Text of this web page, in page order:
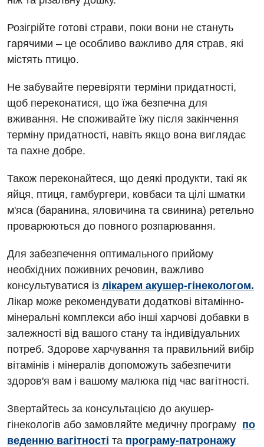
Розігрійте готові страви, поки вони не стануть
гарячими – це особливо важливо для страв, які
містять птицю.
Не забувайте перевіряти терміни придатності,
щоб переконатися, що їжа безпечна для
вживання. Не споживайте їжу після закінчення
терміну придатності, навіть якщо вона виглядає
та пахне добре.
Також переконайтеся, що деякі продукти, такі як
яйця, птиця, гамбургери, ковбаси та цілі шматки
м'яса (баранина, яловичина та свинина) ретельно
проварюються до повного розпарювання.
Для забезпечення оптимального прийому
необхідних поживних речовин, важливо
консультуватися із лікарем акушер-гінекологом.
Лікар може рекомендувати додаткові вітамінно-
мінеральні комплекси або інші харчові добавки в
залежності від вашого стану та індивідуальних
потреб. Здорове харчування та правильний вибір
вітамінів і мінералів допоможуть забезпечити
здоров'я вам і вашому малюка під час вагітності.
Звертайтесь за консультацією до акушер-
гінекологів або замовляйте медичну програму по
веденню вагітності та програму-патронажу